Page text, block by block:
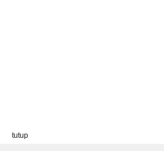
tutup